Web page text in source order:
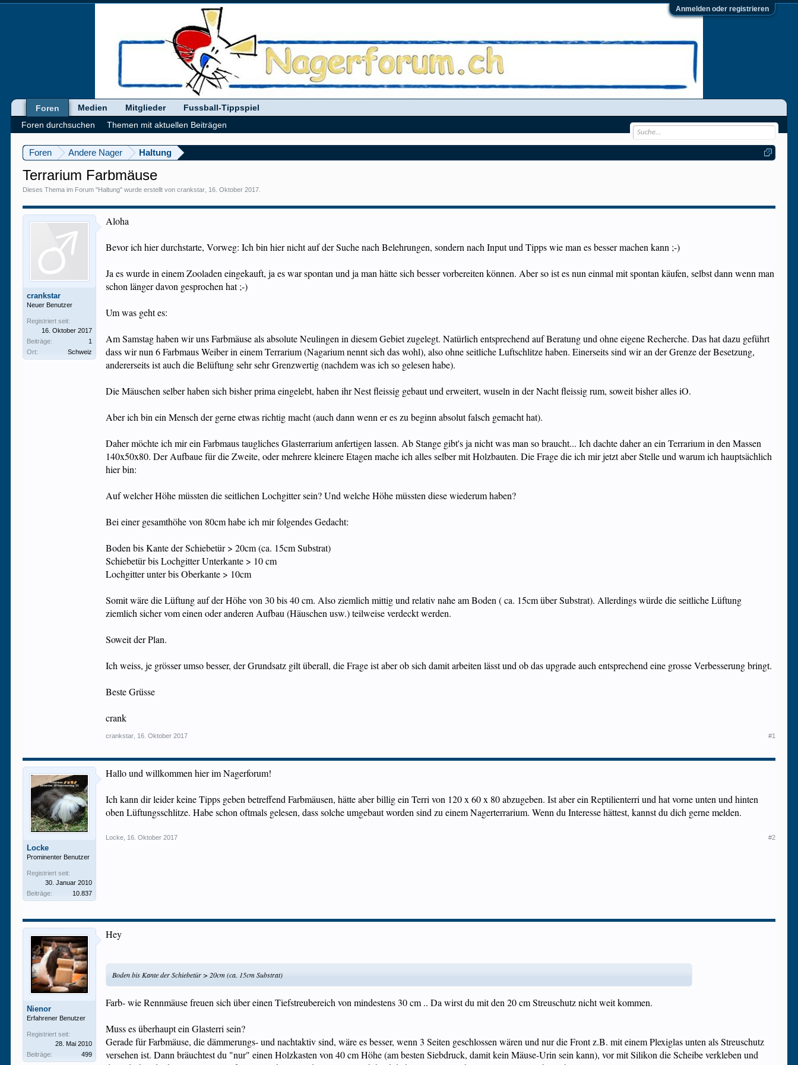
Anmelden oder registrieren
Foren Andere Nager Haltung
Terrarium Farbmäuse
Dieses Thema im Forum "Haltung" wurde erstellt voncrankstar 16. Oktober 2017
crankstar
Neuer Benutzer
Registriert seit:
16. Oktober 2017
Beiträge:
1
Ort:
Schweiz
Aloha
Bevor ich hier durchstarte, Vorweg: Ich bin hier nicht auf der Suche nach Belehrungen, sondern nach Input und Tipps wie man es besser machen kann ;-)
Ja es wurde in einem Zooladen eingekauft, ja es war spontan und ja man hätte sich besser vorbereiten können. Aber so ist es nun einmal mit spontan käufen, selbst dann wenn man
schon länger davon gesprochen hat ;-)
Um was geht es:
Am Samstag haben wir uns Farbmäuse als absolute Neulingen in diesem Gebiet zugelegt. Natürlich entsprechend auf Beratung und ohne eigene Recherche. Das hat dazu geführt
dass wir nun 6 Farbmaus Weiber in einem Terrarium (Nagarium nennt sich das wohl), also ohne seitliche Luftschlitze haben. Einerseits sind wir an der Grenze der Besetzung,
andererseits ist auch die Belüftung sehr sehr Grenzwertig (nachdem was ich so gelesen habe).
Die Mäuschen selber haben sich bisher prima eingelebt, haben ihr Nest fleissig gebaut und erweitert, wuseln in der Nacht fleissig rum, soweit bisher alles iO.
Aber ich bin ein Mensch der gerne etwas richtig macht (auch dann wenn er es zu beginn absolut falsch gemacht hat).
Daher möchte ich mir ein Farbmaus taugliches Glasterrarium anfertigen lassen. Ab Stange gibt's ja nicht was man so braucht... Ich dachte daher an ein Terrarium in den Massen
140x50x80. Der Aufbaue für die Zweite, oder mehrere kleinere Etagen mache ich alles selber mit Holzbauten. Die Frage die ich mir jetzt aber Stelle und warum ich hauptsächlich
hier bin:
Auf welcher Höhe müssten die seitlichen Lochgitter sein? Und welche Höhe müssten diese wiederum haben?
Bei einer gesamthöhe von 80cm habe ich mir folgendes Gedacht:
Boden bis Kante der Schiebetür > 20cm (ca. 15cm Substrat)
Schiebetür bis Lochgitter Unterkante > 10 cm
Lochgitter unter bis Oberkante > 10cm
Somit wäre die Lüftung auf der Höhe von 30 bis 40 cm. Also ziemlich mittig und relativ nahe am Boden ( ca. 15cm über Substrat). Allerdings würde die seitliche Lüftung
ziemlich sicher vom einen oder anderen Aufbau (Häuschen usw.) teilweise verdeckt werden.
Soweit der Plan.
Ich weiss, je grösser umso besser, der Grundsatz gilt überall, die Frage ist aber ob sich damit arbeiten lässt und ob das upgrade auch entsprechend eine grosse Verbesserung bringt.
Beste Grüsse
crank
crankstar 16. Oktober 2017 #1
Locke
Prominenter Benutzer
Registriert seit:
30. Januar 2010
Beiträge:
10.837
Hallo und willkommen hier im Nagerforum!
Ich kann dir leider keine Tipps geben betreffend Farbmäusen, hätte aber billig ein Terri von 120 x 60 x 80 abzugeben. Ist aber ein Reptilienterri und hat vorne unten und hinten
oben Lüftungsschlitze. Habe schon oftmals gelesen, dass solche umgebaut worden sind zu einem Nagerterrarium. Wenn du Interesse hättest, kannst du dich gerne melden.
Locke 16. Oktober 2017 #2
Nienor
Erfahrener Benutzer
Registriert seit:
28. Mai 2010
Beiträge:
499
Hey
Boden bis Kante der Schiebetür > 20cm (ca. 15cm Substrat)
Farb- wie Rennmäuse freuen sich über einen Tiefstreubereich von mindestens 30 cm .. Da wirst du mit den 20 cm Streuschutz nicht weit kommen.
Muss es überhaupt ein Glasterri sein?
Gerade für Farbmäuse, die dämmerungs- und nachtaktiv sind, wäre es besser, wenn 3 Seiten geschlossen wären und nur die Front z.B. mit einem Plexiglas unten als Streuschutz
versehen ist. Dann bräuchtest du "nur" einen Holzkasten von 40 cm Höhe (am besten Siebdruck, damit kein Mäuse-Urin sein kann), vor mit Silikon die Scheibe verkleben und
Foren
Foren durchsuchen
Themen mit aktuellen Beiträgen
Medien Mitglieder Fussball-Tippspiel